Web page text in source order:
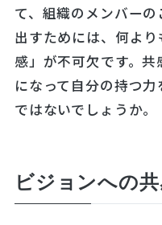
て、組織のメンバー
出すためには、何よ
感」が不可欠です。
になって自分の持つ
ではないでしょうか。
ビジョンへの